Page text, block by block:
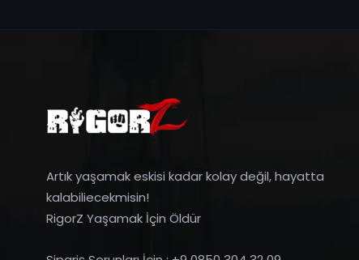
Artık yaşamak eskisi kadar kolay değil, hayatta
kalabiliecekmisin!
RigorZ Yaşamak İçin Öldür